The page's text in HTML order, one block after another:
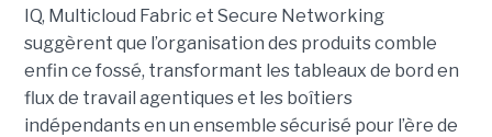
IQ, Multicloud Fabric et Secure Networking
suggèrent que l’organisation des produits comble
enfin ce fossé, transformant les tableaux de bord en
flux de travail agentiques et les boîtiers
indépendants en un ensemble sécurisé pour l’ère de